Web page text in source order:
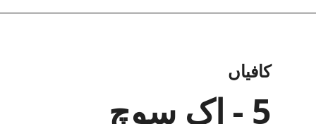
کافیاں
5 - اِک سوچ